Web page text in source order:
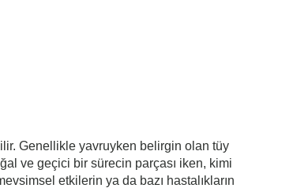
Genellikle yavruyken belirgin olan tüy
ve geçici bir sürecin parçası iken, kimi
etkilerin ya da bazı hastalıkların